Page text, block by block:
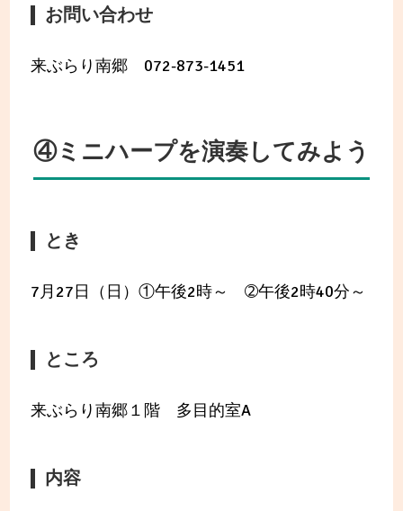
お問い合わせ
来ぶらり南郷 072-873-1451
④ミニハープを演奏してみよう
とき
7月27日（日）①午後2時～ ➁午後2時40分～
ところ
来ぶらり南郷１階 多目的室A
内容